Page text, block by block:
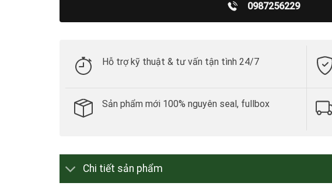
0987256229
Hỗ trợ kỹ thuật & tư vấn tận tình 24/7
Sản phẩm mới 100% nguyên seal, fullbox
Chi tiết sản phẩm